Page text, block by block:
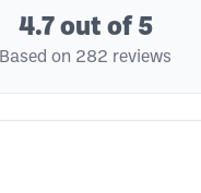
4.7 out of 5
Based on 282 reviews